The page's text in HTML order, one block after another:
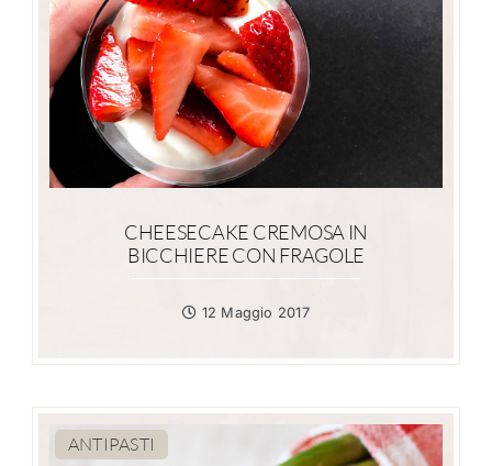
CHEESECAKE CREMOSA IN
BICCHIERE CON FRAGOLE
12 Maggio 2017
ANTIPASTI